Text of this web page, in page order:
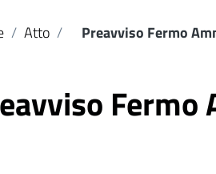
/ Atto / Preavviso Fermo